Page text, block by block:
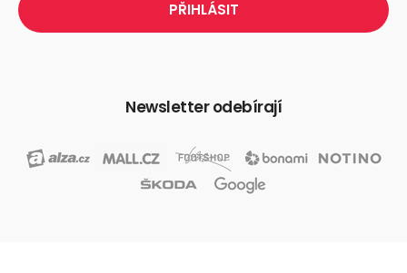
Newsletter odebírají